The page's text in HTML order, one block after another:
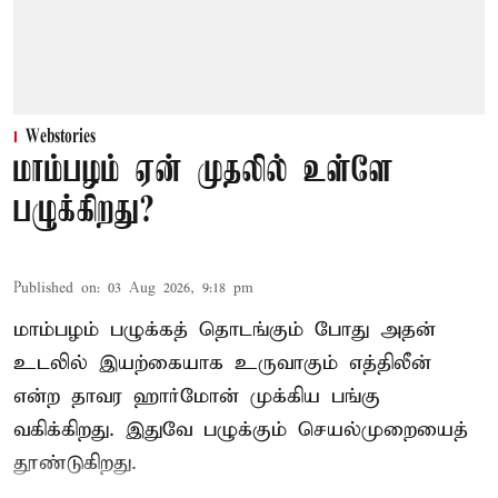
Webstories
மாம்பழம் ஏன் முதலில் உள்ளே
பழுக்கிறது?
Published on: 03 Aug 2026, 9:18 pm
மாம்பழம் பழுக்கத் தொடங்கும் போது அதன்
உடலில் இயற்கையாக உருவாகும் எத்திலீன்
என்ற தாவர ஹார்மோன் முக்கிய பங்கு
வகிக்கிறது. இதுவே பழுக்கும் செயல்முறையைத்
தூண்டுகிறது.